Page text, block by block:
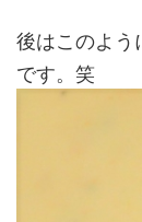
後はこのよう
です。笑